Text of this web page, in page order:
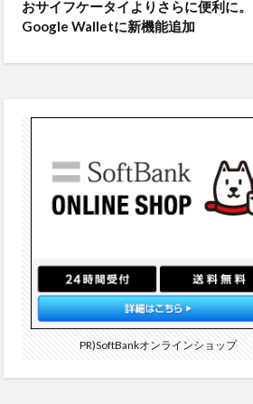
おサイフケータイよりさらに便利に。
Google Walletに新機能追加
PR)SoftBankオンラインショップ